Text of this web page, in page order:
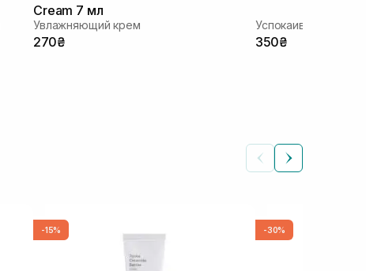
Cream 7 мл
Увлажняющий крем
270₴
Успокаивающий
350₴
-15% -30%